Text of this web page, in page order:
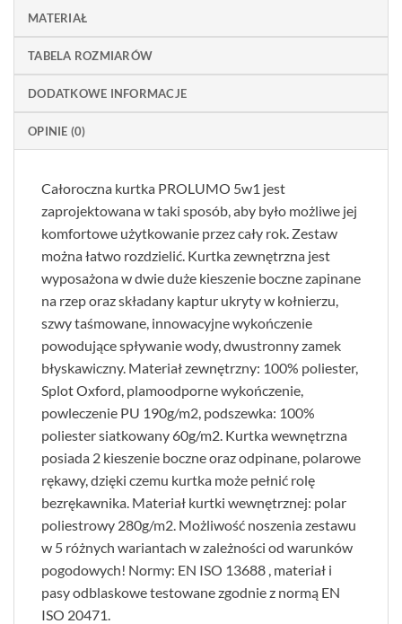
MATERIAŁ
TABELA ROZMIARÓW
DODATKOWE INFORMACJE
OPINIE (0)
Całoroczna kurtka PROLUMO 5w1 jest
zaprojektowana w taki sposób, aby było możliwe jej
komfortowe użytkowanie przez cały rok. Zestaw
można łatwo rozdzielić. Kurtka zewnętrzna jest
wyposażona w dwie duże kieszenie boczne zapinane
na rzep oraz składany kaptur ukryty w kołnierzu,
szwy taśmowane, innowacyjne wykończenie
powodujące spływanie wody, dwustronny zamek
błyskawiczny. Materiał zewnętrzny: 100% poliester,
Splot Oxford, plamoodporne wykończenie,
powleczenie PU 190g/m2, podszewka: 100%
poliester siatkowany 60g/m2. Kurtka wewnętrzna
posiada 2 kieszenie boczne oraz odpinane, polarowe
rękawy, dzięki czemu kurtka może pełnić rolę
bezrękawnika. Materiał kurtki wewnętrznej: polar
poliestrowy 280g/m2. Możliwość noszenia zestawu
w 5 różnych wariantach w zależności od warunków
pogodowych! Normy: EN ISO 13688 , materiał i
pasy odblaskowe testowane zgodnie z normą EN
ISO 20471.